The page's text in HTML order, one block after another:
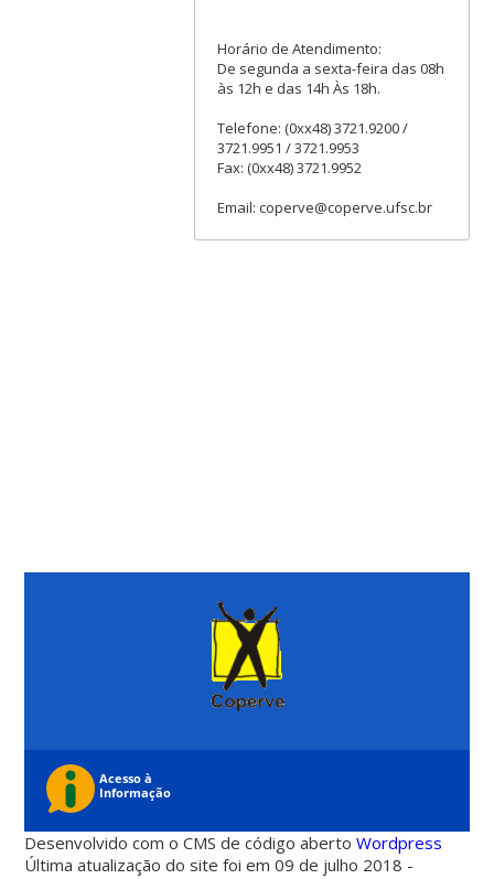
Horário de Atendimento:
De segunda a sexta-feira das 08h
às 12h e das 14h Às 18h.
Telefone: (0xx48) 3721.9200 /
3721.9951 / 3721.9953
Fax: (0xx48) 3721.9952
Email: coperve@coperve.ufsc.br
Desenvolvido com o CMS de código abertoWordpress
Última atualização do site foi em 09 de julho 2018 -